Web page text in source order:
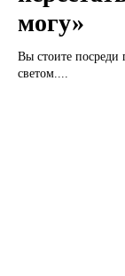
могу»
Вы стоите посреди
светом....